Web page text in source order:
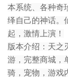
本系统、各种奇
绎自己的神话。
起，激情上演！
版本介绍：天之
游，完整商城，
骑，宠物，游戏